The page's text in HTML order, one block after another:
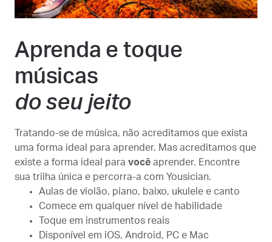
Aprenda e toque
músicas
do seu jeito
Tratando-se de música, não acreditamos que exista
uma forma ideal para aprender. Mas acreditamos que
existe a forma ideal para você aprender. Encontre
sua trilha única e percorra-a com Yousician.
Aulas de violão, piano, baixo, ukulele e canto
Comece em qualquer nível de habilidade
Toque em instrumentos reais
Disponível em iOS, Android, PC e Mac